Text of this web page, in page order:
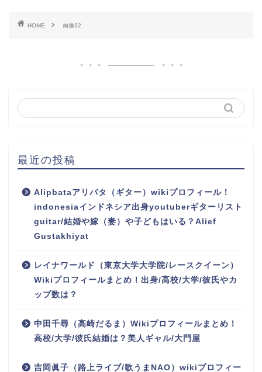
HOME 画像32
最近の投稿
Alipbataアリバタ（ギター）wikiプロフィール！
indonesiaインドネシア出身youtuberギターリスト
guitar/結婚や嫁（妻）や子どもはいる？Alief
Gustakhiyat
レイナワールド（東京大学大学院/レースクイーン）
Wikiプロフィールまとめ！出身/高校/大学/彼氏やカ
ップ数は？
中田千尋（高崎だるま）Wikiプロフィールまとめ！
高校/大学/彼氏結婚は？美人ギャル/大門屋
吉岡眞子（路上ライブ/歌うまNAO）wikiプロフィー